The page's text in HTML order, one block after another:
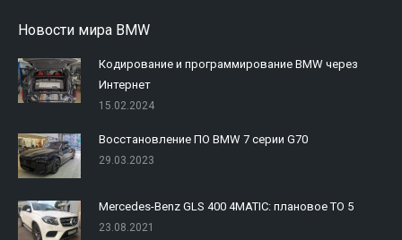
Новости мира BMW
Кодирование и программирование BMW через
Интернет
15.02.2024
Восстановление ПО BMW 7 серии G70
29.03.2023
Mercedes-Benz GLS 400 4MATIC: плановое ТО 5
23.08.2021